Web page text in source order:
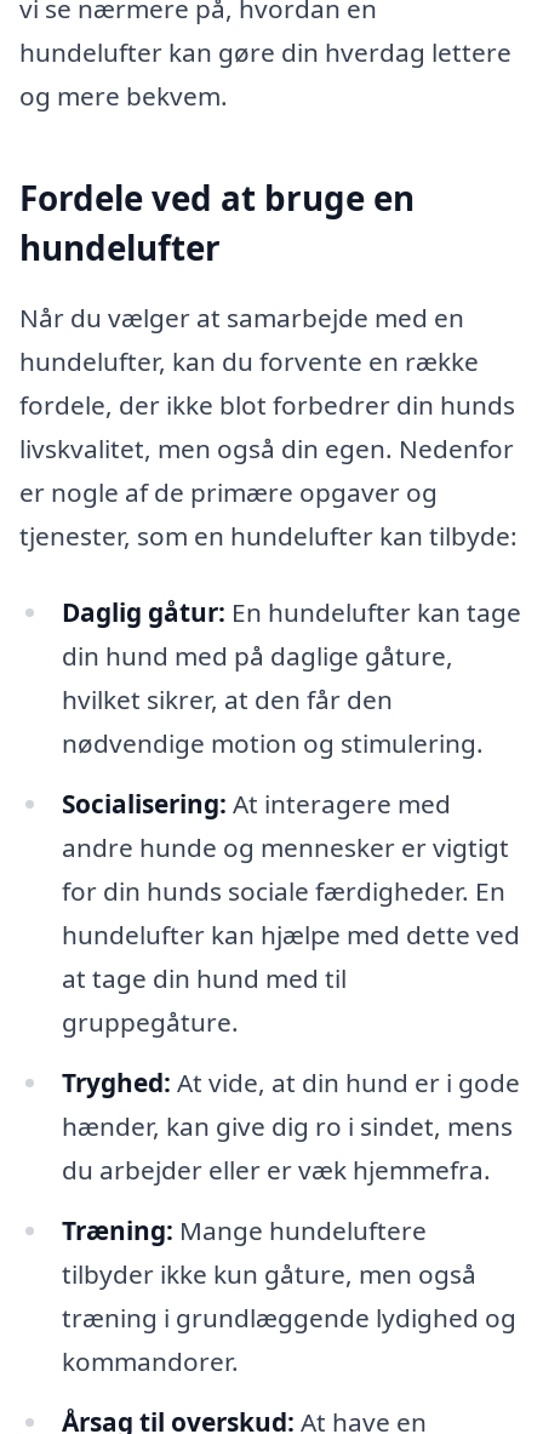
vi se nærmere på, hvordan en
hundelufter kan gøre din hverdag lettere
og mere bekvem.
Fordele ved at bruge en
hundelufter
Når du vælger at samarbejde med en
hundelufter, kan du forvente en række
fordele, der ikke blot forbedrer din hunds
livskvalitet, men også din egen. Nedenfor
er nogle af de primære opgaver og
tjenester, som en hundelufter kan tilbyde:
Daglig gåtur: En hundelufter kan tage
din hund med på daglige gåture,
hvilket sikrer, at den får den
nødvendige motion og stimulering.
Socialisering: At interagere med
andre hunde og mennesker er vigtigt
for din hunds sociale færdigheder. En
hundelufter kan hjælpe med dette ved
at tage din hund med til
gruppegåture.
Tryghed: At vide, at din hund er i gode
hænder, kan give dig ro i sindet, mens
du arbejder eller er væk hjemmefra.
Træning: Mange hundeluftere
tilbyder ikke kun gåture, men også
træning i grundlæggende lydighed og
kommandorer.
Årsag til overskud: At have en